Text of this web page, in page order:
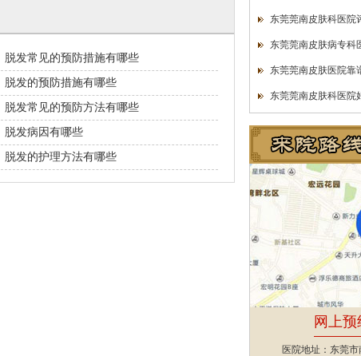
脱发常见的预防措施有哪些
脱发的预防措施有哪些
脱发常见的预防方法有哪些
脱发病因有哪些
脱发的护理方法有哪些
东莞莞南皮肤科医院
东莞莞南皮肤病专科
东莞莞南皮肤医院靠
东莞莞南皮肤科医院
网上
医院地址：东莞